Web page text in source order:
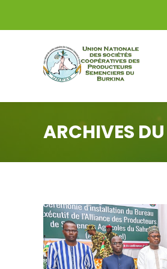
ARCHIVES